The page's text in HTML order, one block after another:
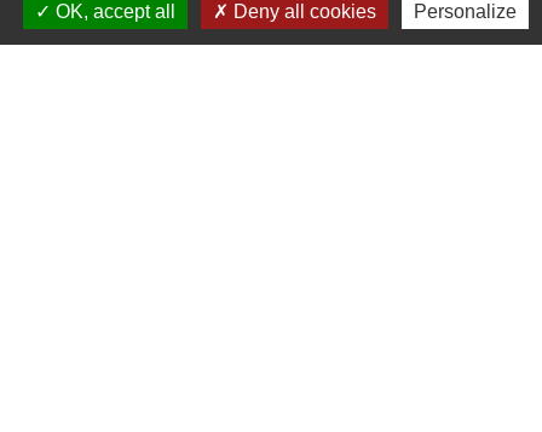
Liens
OK, accept all
Deny all cookies Personalize